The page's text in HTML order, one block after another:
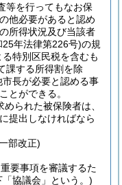
等を行ってもなお保
他必要があると認め
所得状況及び当該者
25年法律第226号)の規
特別区民税を含むも
課する所得割を除
長が必要と認める事
とができる。
られた被保険者は、
提出しなければなら
部改正)
要事項を審議するた
「協議会」という。)